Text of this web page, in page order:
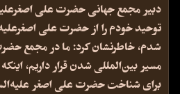
دبیر مجمع جهانی حضرت علی
توحید خودم را از حضرت علی
شدم، خاطرنشان کرد: ما در مجمع
مسیر بین‌المللی شدن قرار داریم،
برای شناخت حضرت علی اصغر